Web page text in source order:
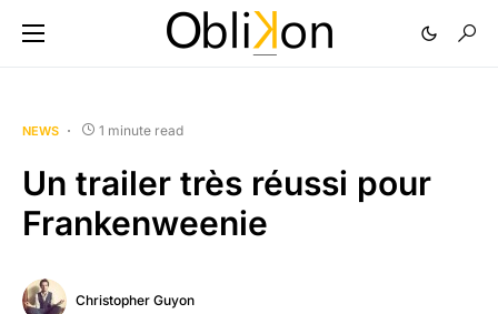
NEWS 1 minute read
Un trailer très réussi pour
Frankenweenie
Christopher Guyon